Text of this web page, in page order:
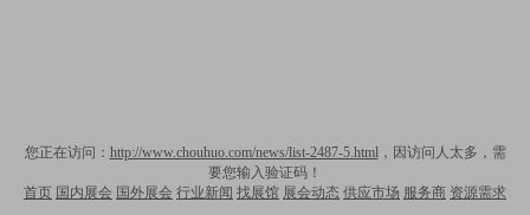
您正在访问： http://www.chouhuo.com/news/list-2487-5.html，因访问人太多，需
要您输入验证码！
首页 国内展会 国外展会 行业新闻 找展馆 展会动态 供应市场 服务商 资源需求